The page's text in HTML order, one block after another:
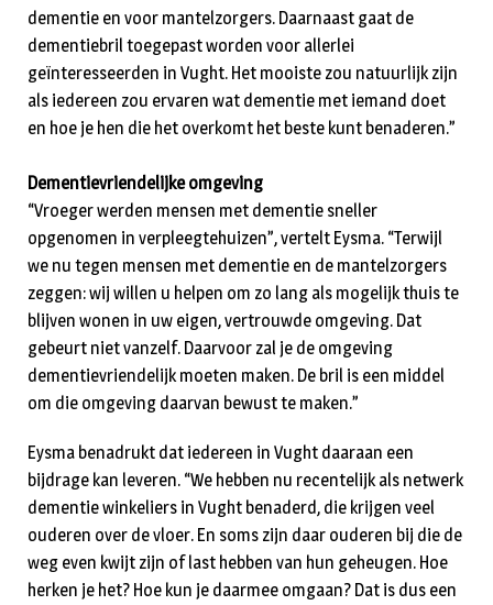
dementie en voor mantelzorgers. Daarnaast gaat de
dementiebril toegepast worden voor allerlei
geïnteresseerden in Vught. Het mooiste zou natuurlijk zijn
als iedereen zou ervaren wat dementie met iemand doet
en hoe je hen die het overkomt het beste kunt benaderen.”
Dementievriendelijke omgeving
“Vroeger werden mensen met dementie sneller
opgenomen in verpleegtehuizen”, vertelt Eysma. “Terwijl
we nu tegen mensen met dementie en de mantelzorgers
zeggen: wij willen u helpen om zo lang als mogelijk thuis te
blijven wonen in uw eigen, vertrouwde omgeving. Dat
gebeurt niet vanzelf. Daarvoor zal je de omgeving
dementievriendelijk moeten maken. De bril is een middel
om die omgeving daarvan bewust te maken.”
Eysma benadrukt dat iedereen in Vught daaraan een
bijdrage kan leveren. “We hebben nu recentelijk als netwerk
dementie winkeliers in Vught benaderd, die krijgen veel
ouderen over de vloer. En soms zijn daar ouderen bij die de
weg even kwijt zijn of last hebben van hun geheugen. Hoe
herken je het? Hoe kun je daarmee omgaan? Dat is dus een